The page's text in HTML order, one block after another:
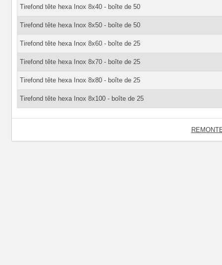
Tirefond tête hexa Inox 8x40 - boîte de 50
Tirefond tête hexa Inox 8x50 - boîte de 50
Tirefond tête hexa Inox 8x60 - boîte de 25
Tirefond tête hexa Inox 8x70 - boîte de 25
Tirefond tête hexa Inox 8x80 - boîte de 25
Tirefond tête hexa Inox 8x100 - boîte de 25